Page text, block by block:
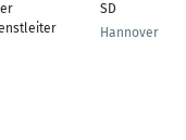
SD
Hannover